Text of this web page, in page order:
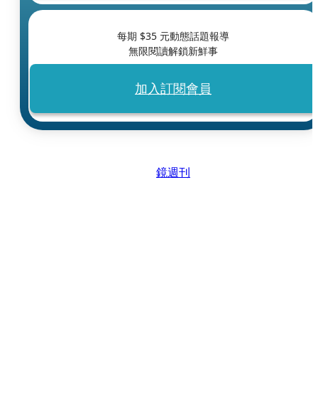
每期 $35 元動態話題報導
無限閱讀解鎖新鮮事
加入訂閱會員
鏡週刊